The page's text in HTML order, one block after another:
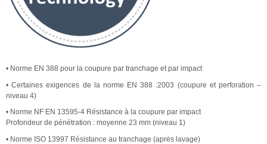
• Norme EN 388 pour la coupure par tranchage et par impact
• Certaines exigences de la norme EN 388 :2003 (coupure et perforation –
niveau 4)
• Norme NF EN 13595-4 Résistance à la coupure par impact
Profondeur de pénétration : moyenne 23 mm (niveau 1)
• Norme ISO 13997 Résistance au tranchage (après lavage)